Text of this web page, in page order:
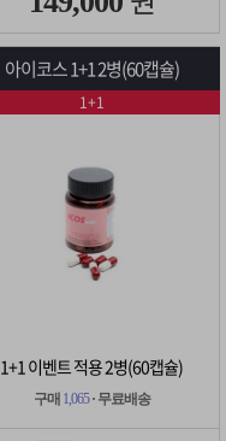
아이코스 1+1 2병(60캡슐)
1+1 이벤트 적용 2병(60캡슐)
구매 1,065· 무료배송
1+1